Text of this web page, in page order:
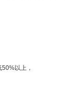
以上，